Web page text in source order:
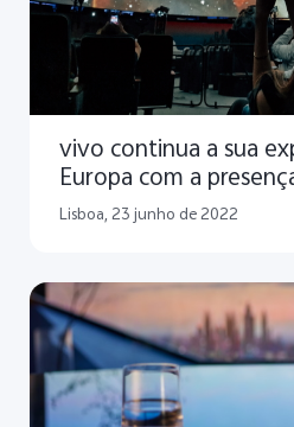
vivo continua a sua
Europa com a
mercados em 2022
Lisboa, 23 junho de 2022